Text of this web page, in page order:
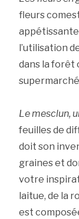
fleurs
l’utilisation
dans la forêt
Le mesclun,
feuilles de
doit son
graines et
votre
laitue, de la
est